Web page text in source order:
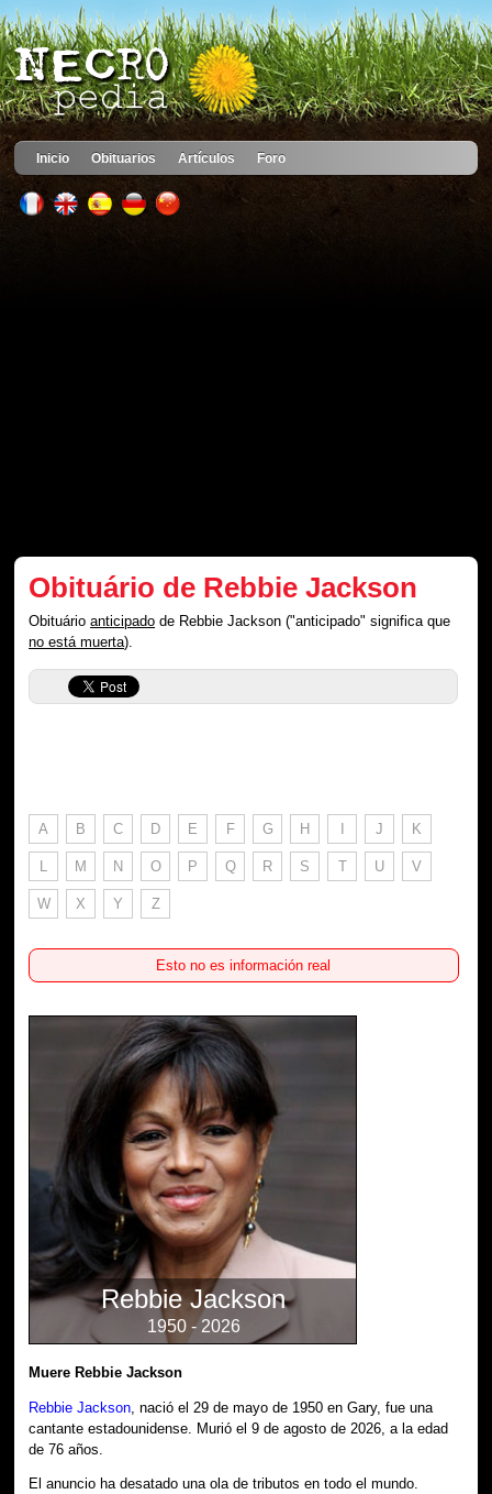
Inicio Obituarios Artículos Foro
Obituário de Rebbie Jackson
Obituárioanticipado de Rebbie Jackson ("anticipado" significa que
no está muerta).
A B C D E F G H I J K
L M N O P Q R S T U V
W X Y Z
Esto no es información real
Rebbie Jackson
1950 - 2026
Muere Rebbie Jackson
Rebbie Jackson , nació el 29 de mayo de 1950 en Gary, fue una
cantante estadounidense. Murió el 9 de agosto de 2026, a la edad
de 76 años.
El anuncio ha desatado una ola de tributos en todo el mundo.